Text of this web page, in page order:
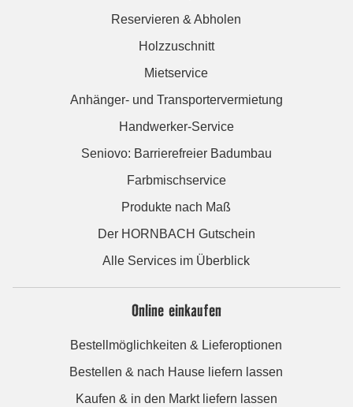
Reservieren & Abholen
Holzzuschnitt
Mietservice
Anhänger- und Transportervermietung
Handwerker-Service
Seniovo: Barrierefreier Badumbau
Farbmischservice
Produkte nach Maß
Der HORNBACH Gutschein
Alle Services im Überblick
Online einkaufen
Bestellmöglichkeiten & Lieferoptionen
Bestellen & nach Hause liefern lassen
Kaufen & in den Markt liefern lassen